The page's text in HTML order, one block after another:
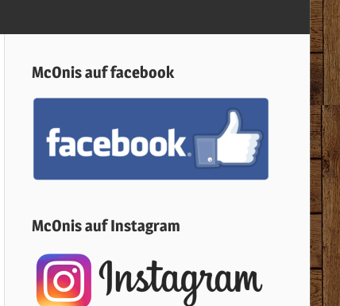
McOnis auf facebook
McOnis auf Instagram